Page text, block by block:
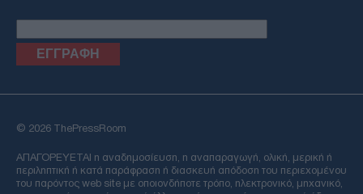
Email
© 2026 ThePressRoom
ΑΠΑΓΟΡΕΥΕΤΑΙ η αναδημοσίευση, η αναπαραγωγή, ολική, μερική ή
περιληπτική ή κατά παράφραση ή διασκευή απόδοση του περιεχομένου
του παρόντος web site με οποιονδήποτε τρόπο, ηλεκτρονικό, μηχανικό,